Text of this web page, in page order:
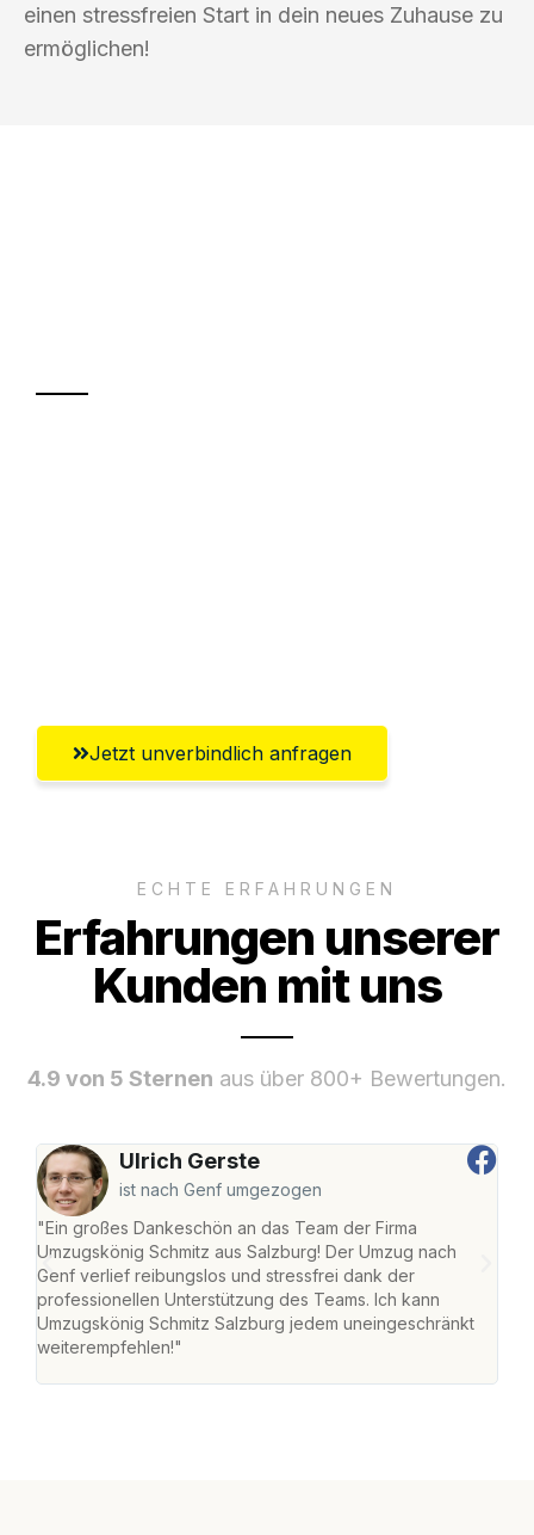
einen stressfreien Start in dein neues Zuhause zu
ermöglichen!
Jetzt unverbindlich anfragen
ECHTE ERFAHRUNGEN
Erfahrungen unserer
Kunden mit uns
4.9 von 5 Sternen aus über 800+ Bewertungen.
Ulrich Gerste
ist nach Genf umgezogen
"Ein großes Dankeschön an das Team der Firma
Umzugskönig Schmitz aus Salzburg! Der Umzug nach
Genf verlief reibungslos und stressfrei dank der
professionellen Unterstützung des Teams. Ich kann
Umzugskönig Schmitz Salzburg jedem uneingeschränkt
weiterempfehlen!"